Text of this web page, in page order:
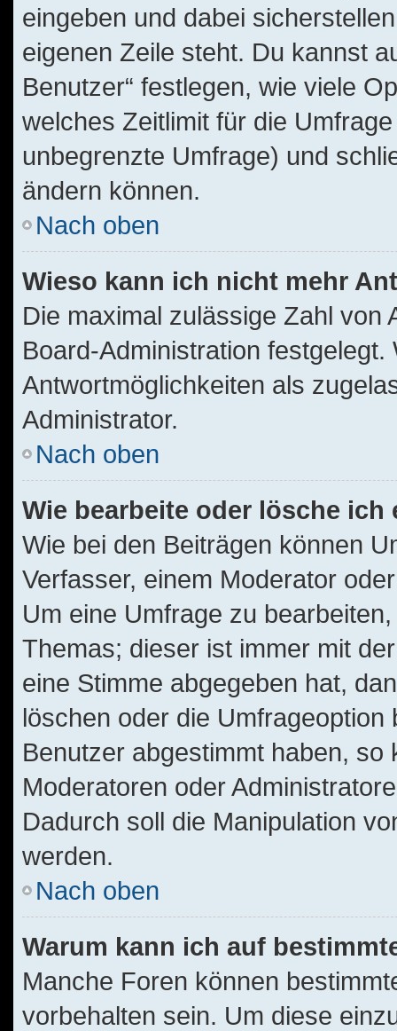
eingeben und dabei
eigenen Zeile steht. Du kannst
Benutzer“ festlegen, wie viele
welches Zeitlimit für die
unbegrenzte Umfrage) und
ändern können.
Nach oben
Wieso kann ich nicht mehr
Die maximal zulässige Zahl von
Board-Administration
Antwortmöglichkeiten als
Administrator.
Nach oben
Wie bearbeite oder lösche ich
Wie bei den Beiträgen können
Verfasser, einem Moderator
Um eine Umfrage zu
Themas; dieser ist immer mit
eine Stimme abgegeben hat,
löschen oder die
Benutzer abgestimmt haben,
Moderatoren oder
Dadurch soll die Manipulation
werden.
Nach oben
Warum kann ich auf
Manche Foren können
vorbehalten sein. Um diese